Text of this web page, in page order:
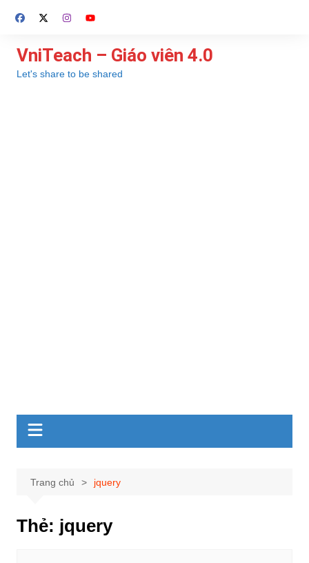
đến
dung
VniTeach – Giáo viên 4.0
Let's share to be shared
Trang chủ jquery
Thẻ: jquery